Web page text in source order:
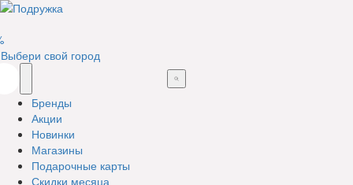
Выбери свой город
Бренды
Акции
Новинки
Магазины
Подарочные карты
Скидки месяца